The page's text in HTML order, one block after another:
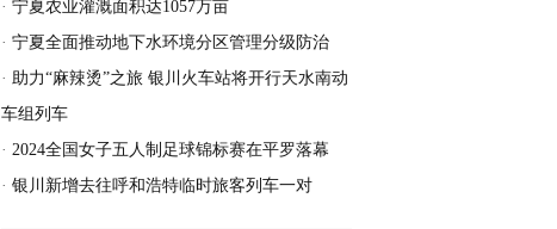
· 宁夏农业灌溉面积达1057万亩
· 宁夏全面推动地下水环境分区管理分级防治
· 助力“麻辣烫”之旅 银川火车站将开行天水南动
车组列车
· 2024全国女子五人制足球锦标赛在平罗落幕
· 银川新增去往呼和浩特临时旅客列车一对